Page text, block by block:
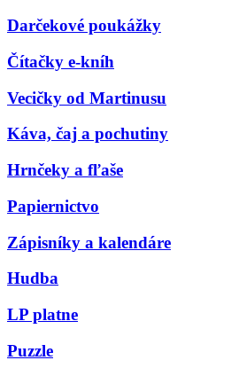
Darčekové poukážky
Čítačky e-kníh
Vecičky od Martinusu
Káva, čaj a pochutiny
Hrnčeky a fľaše
Papiernictvo
Zápisníky a kalendáre
Hudba
LP platne
Puzzle